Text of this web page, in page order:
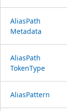
AliasPath
Metadata
AliasPath
TokenType
AliasPattern